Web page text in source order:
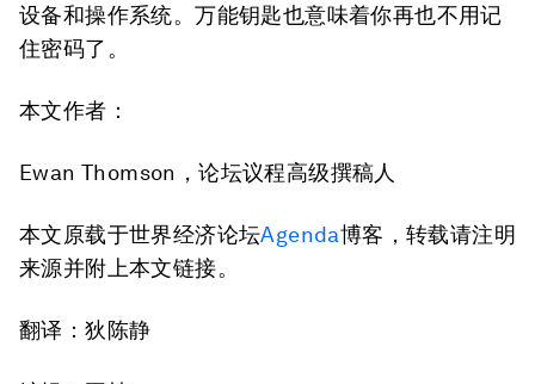
设备和操作系统。万能钥匙也意味着你再也不用记
住密码了。
本文作者：
Ewan Thomson，论坛议程高级撰稿人
本文原载于世界经济论坛Agenda博客，转载请注明
来源并附上本文链接。
翻译：狄陈静